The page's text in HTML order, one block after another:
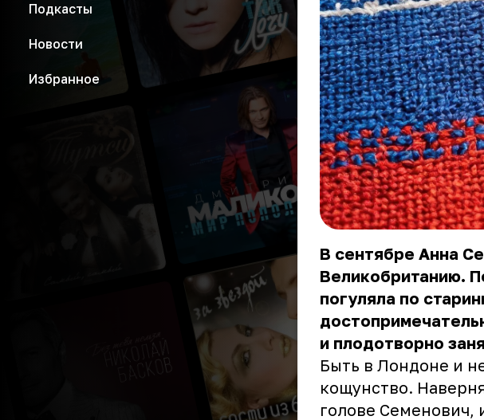
Подкасты
Новости
Избранное
В сентябре Анна
Великобританию.
погуляла по
и плодотворно
Быть в Лондоне и
кощунство.
голове Семенович,